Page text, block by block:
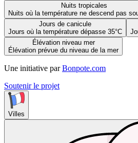
Nuits tropicales
Nuits où la température ne descend pas
Jours de canicule
Jours où la température dépasse 35°C
Élévation niveau mer
Élévation prévue du niveau de la mer
Une initiative par Bonpote.com
Soutenir le projet
Villes